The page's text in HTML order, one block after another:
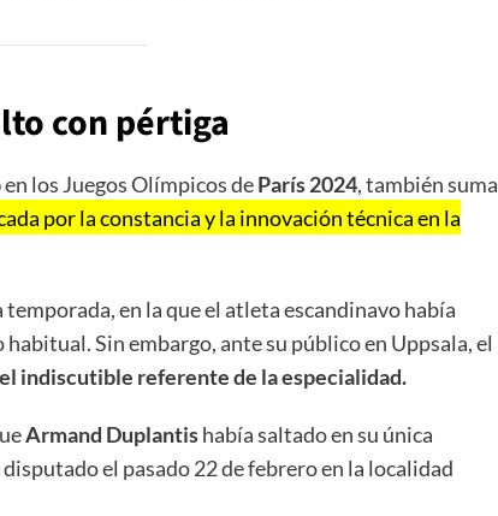
con pértiga
en los Juegos Olímpicos deParís 2024, también suma
por la constancia y la innovación técnica en la
en la que el atleta escandinavo había
habitual. Sin embargo, ante su público en Uppsala, el
el indiscutible referente de la especialidad.
Armand Duplantishabía saltado en su única
disputado el pasado 22 de febrero en la localidad